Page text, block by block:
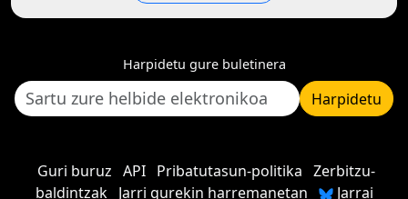
Harpidetu gure buletinera
Harpidetu
Guri buruz API Pribatutasun-politika Zerbitzu-
baldintzak
Jarri gurekin harremanetan Jarrai